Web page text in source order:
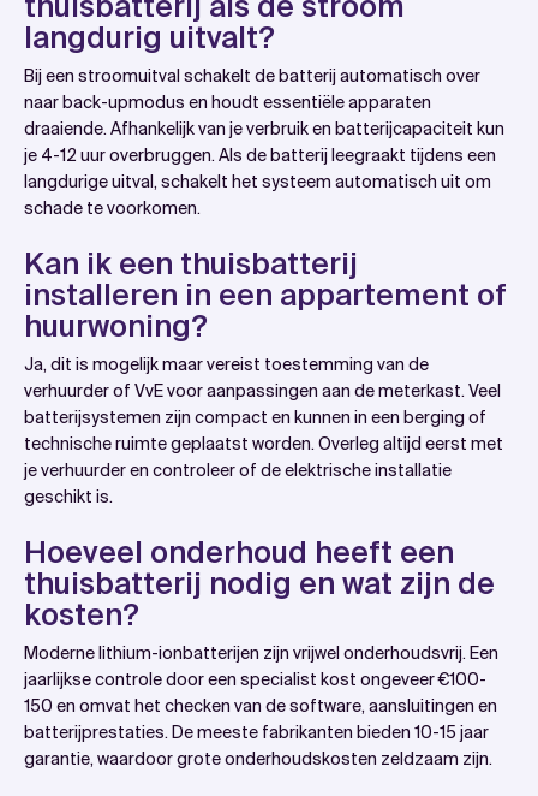
langdurig uitvalt?
Bij een stroomuitval schakelt de batterij automatisch over
naar back-upmodus en houdt essentiële apparaten
draaiende. Afhankelijk van je verbruik en batterijcapaciteit kun
je 4-12 uur overbruggen. Als de batterij leegraakt tijdens een
langdurige uitval, schakelt het systeem automatisch uit om
schade te voorkomen.
Kan ik een thuisbatterij
installeren in een appartement of
huurwoning?
Ja, dit is mogelijk maar vereist toestemming van de
verhuurder of VvE voor aanpassingen aan de meterkast. Veel
batterijsystemen zijn compact en kunnen in een berging of
technische ruimte geplaatst worden. Overleg altijd eerst met
je verhuurder en controleer of de elektrische installatie
geschikt is.
Hoeveel onderhoud heeft een
thuisbatterij nodig en wat zijn de
kosten?
Moderne lithium-ionbatterijen zijn vrijwel onderhoudsvrij. Een
jaarlijkse controle door een specialist kost ongeveer €100-
150 en omvat het checken van de software, aansluitingen en
batterijprestaties. De meeste fabrikanten bieden 10-15 jaar
garantie, waardoor grote onderhoudskosten zeldzaam zijn.